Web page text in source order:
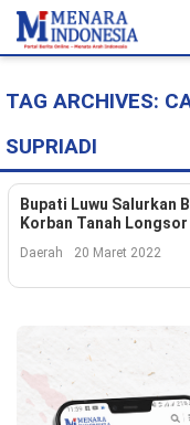
Home
Nasional
Politik
Metro
Hukum & HAM
Ekonomi
TAG ARCHIVES:
SUPRIADI
Bupati Luwu Salurkan
Korban Tanah
Daerah 20 Maret 2022